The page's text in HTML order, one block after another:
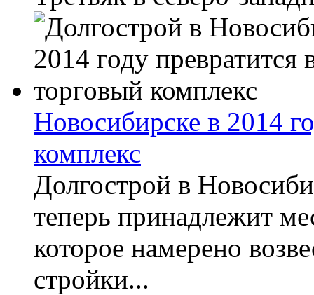
Новосибирске в 2014
комплекс
Долгострой в
теперь принадлежит
которое намерено
стройки...